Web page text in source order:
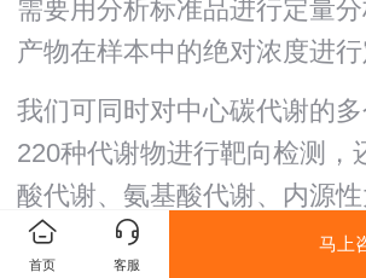
需要用分析标准品进行定量
产物在样本中的绝对浓度进行
我们可同时对中心碳代谢的
220种代谢物进行靶向检测，
酸代谢、氨基酸代谢、内源
经递质类、维生素类、卡尼汀
首页 客服
马上